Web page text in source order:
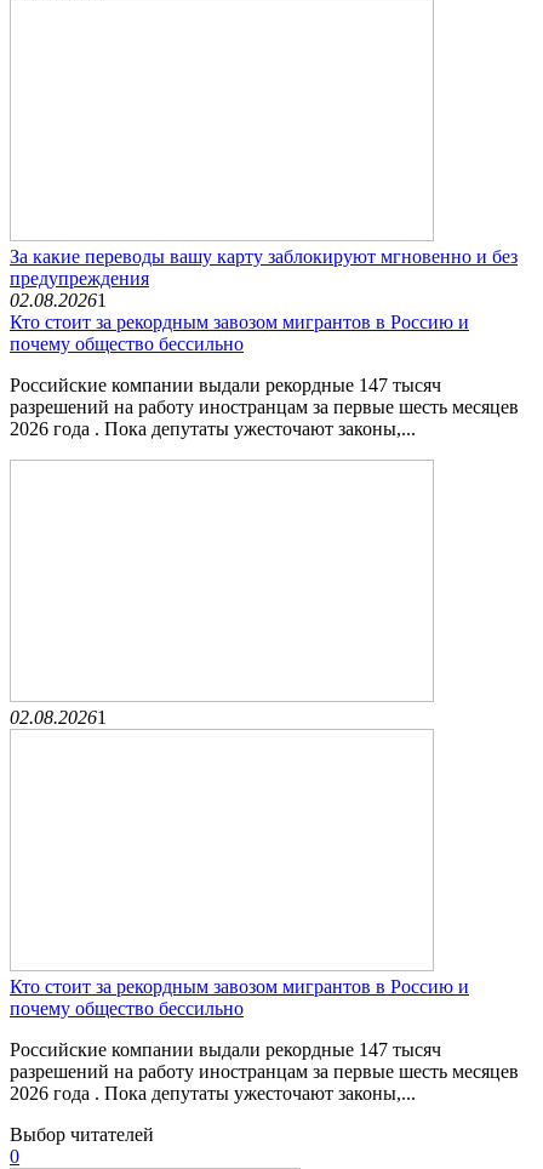
За какие переводы вашу карту заблокируют мгновенно и без
предупреждения
02.08.20261
Кто стоит за рекордным завозом мигрантов в Россию и
почему общество бессильно
Российские компании выдали рекордные 147 тысяч
разрешений на работу иностранцам за первые шесть месяцев
2026 года . Пока депутаты ужесточают законы,...
02.08.20261
Кто стоит за рекордным завозом мигрантов в Россию и
почему общество бессильно
Российские компании выдали рекордные 147 тысяч
разрешений на работу иностранцам за первые шесть месяцев
2026 года . Пока депутаты ужесточают законы,...
Выбор читателей
0